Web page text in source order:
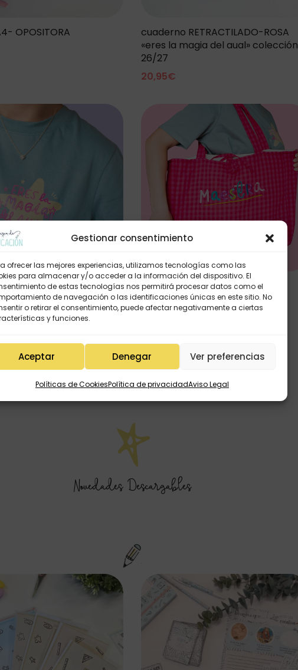
Gestionar consentimiento
ofrecer las mejores experiencias, utilizamos tecnologías como las
para almacenar y/o acceder a la información del dispositivo. El
de estas tecnologías nos permitirá procesar datos como el
de navegación o las identificaciones únicas en este sitio. No
o retirar el consentimiento, puede afectar negativamente a ciertas
y funciones.
Aceptar Denegar Ver preferencias
Políticas de CookiesPolítica de privacidadAviso Legal
OPOSITORA
cuaderno RETRACTILADO-ROSA
«eres la magia del aual» colección
26/27
20,95€
la magia del aula»
Maxi bolso MAESTRA vichy
22,95€
Novedades Descargables